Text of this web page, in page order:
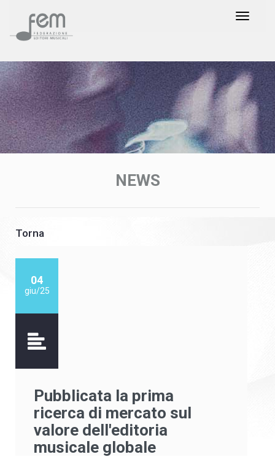
NEWS
Torna
04
giu/25
Pubblicata la prima
ricerca di mercato sul
valore dell'editoria
musicale globale